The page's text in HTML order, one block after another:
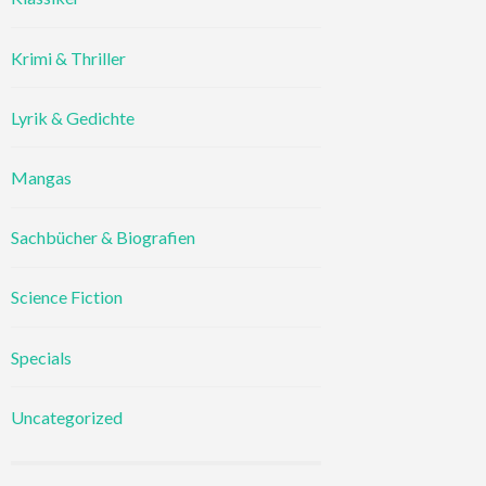
Krimi & Thriller
Lyrik & Gedichte
Mangas
Sachbücher & Biografien
Science Fiction
Specials
Uncategorized